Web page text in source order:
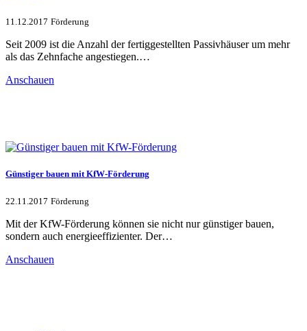
11.12.2017 Förderung
Seit 2009 ist die Anzahl der fertiggestellten Passivhäuser um mehr
als das Zehnfache angestiegen.…
Anschauen
Günstiger bauen mit KfW-Förderung
22.11.2017 Förderung
Mit der KfW-Förderung können sie nicht nur günstiger bauen,
sondern auch energieeffizienter. Der…
Anschauen